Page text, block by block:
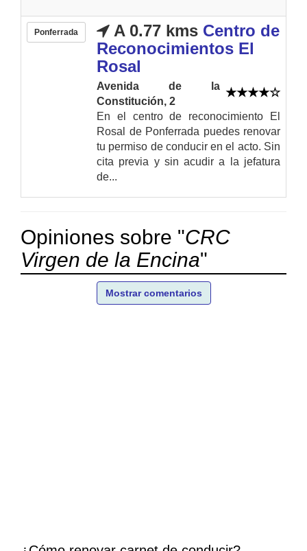
Ponferrada A 0.77 kms Centro de
Reconocimientos El
Rosal
Avenida de la
Constitución, 2
En el centro de reconocimiento El
Rosal de Ponferrada puedes renovar
tu permiso de conducir en el acto. Sin
cita previa y sin acudir a la jefatura
de...
Opiniones sobre "CRC
Virgen de la Encina"
Mostrar comentarios